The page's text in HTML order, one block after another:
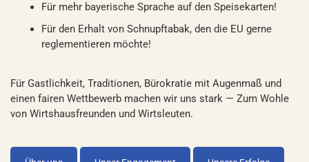
Für mehr bayerische Sprache auf den Speisekarten!
Für den Erhalt von Schnupftabak, den die EU gerne
reglementieren möchte!
Für Gastlichkeit, Traditionen, Bürokratie mit Augenmaß und
einen fairen Wettbewerb machen wir uns stark — Zum Wohle
von Wirtshausfreunden und Wirtsleuten.